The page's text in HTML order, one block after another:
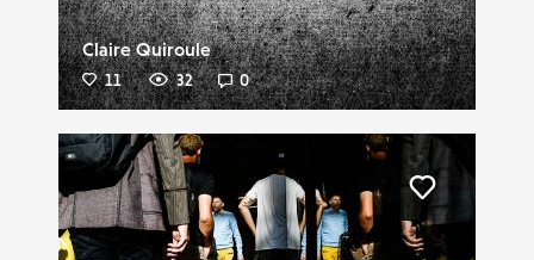
Claire Quiroule
11 32 0
Liker